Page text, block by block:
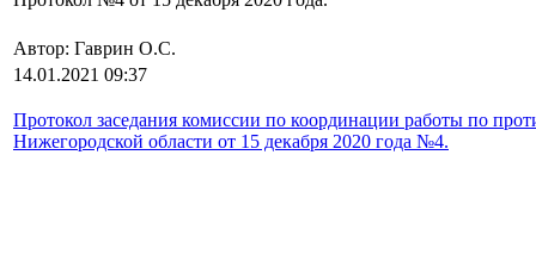
Автор: Гаврин О.C.
14.01.2021 09:37
Протокол заседания комиссии по координации работы по
Нижегородской области от 15 декабря 2020 года №4.